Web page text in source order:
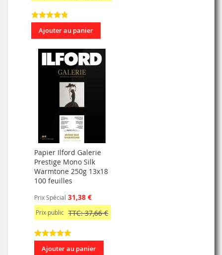
Ajouter au panier
Papier Ilford Galerie
Prestige Mono Silk
Warmtone 250g 13x18
100 feuilles
Prix Spécial 31,38 €
Prix public TTC: 37,66 €
Ajouter au panier